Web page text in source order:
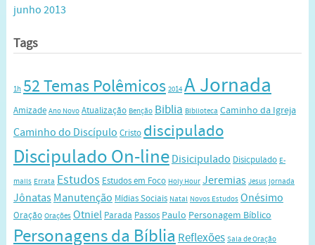
junho 2013
Tags
1h 52 Temas Polêmicos 2014 A Jornada
Amizade Ano Novo Atualização Benção Biblia Biblioteca Caminho da Igreja
Caminho do Discípulo Cristo discipulado
Discipulado On-line Disicipulado Disicpulado E-
mails Errata Estudos Estudos em Foco Holy Hour Jeremias Jesus jornada
Jônatas Manutenção Mídias Sociais Natal Novos Estudos Onésimo
Oração Orações Otniel Parada Passos Paulo Personagem Bíblico
Personagens da Bíblia Reflexões Sala de Oração